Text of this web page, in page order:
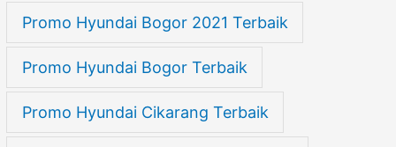
Promo Hyundai Bogor 2021 Terbaik
Promo Hyundai Bogor Terbaik
Promo Hyundai Cikarang Terbaik